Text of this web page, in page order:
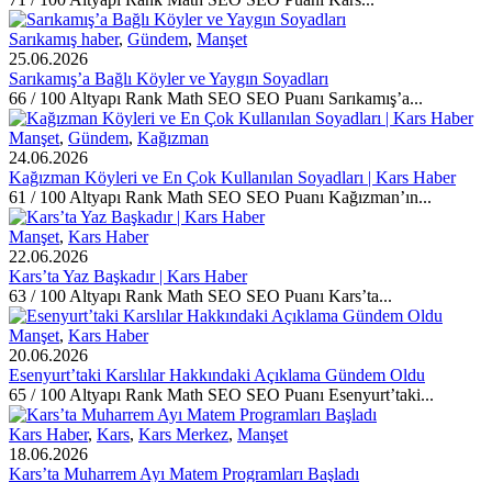
Sarıkamış haber, Gündem, Manşet
25.06.2026
Sarıkamış’a Bağlı Köyler ve Yaygın Soyadları
66 / 100 Altyapı Rank Math SEO SEO Puanı Sarıkamış’a...
Manşet, Gündem, Kağızman
24.06.2026
Kağızman Köyleri ve En Çok Kullanılan Soyadları | Kars Haber
61 / 100 Altyapı Rank Math SEO SEO Puanı Kağızman’ın...
Manşet, Kars Haber
22.06.2026
Kars’ta Yaz Başkadır | Kars Haber
63 / 100 Altyapı Rank Math SEO SEO Puanı Kars’ta...
Manşet, Kars Haber
20.06.2026
Esenyurt’taki Karslılar Hakkındaki Açıklama Gündem Oldu
65 / 100 Altyapı Rank Math SEO SEO Puanı Esenyurt’taki...
Kars Haber, Kars, Kars Merkez, Manşet
18.06.2026
Kars’ta Muharrem Ayı Matem Programları Başladı